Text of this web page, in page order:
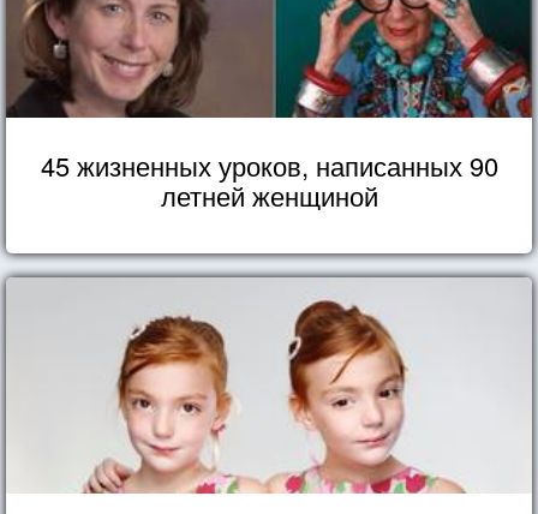
45 жизненных уроков, написанных 90
летней женщиной